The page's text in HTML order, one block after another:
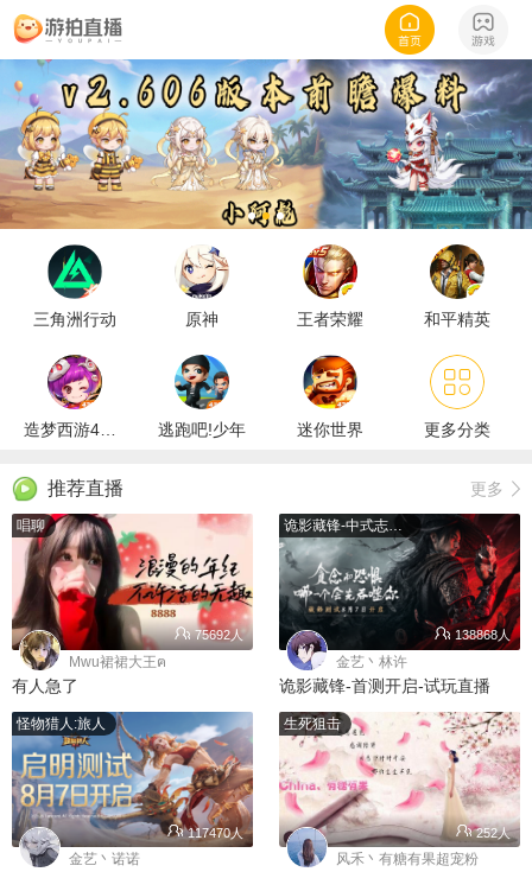
三角洲行动 原神 王者荣耀 和平精英
造梦西游4手机版 逃跑吧!少年 迷你世界 更多分类
推荐直播 更多
唱聊
75692人
Mwu裙裙大王ฅ
有人急了
138868人
金艺丶林许
诡影藏锋-首测开启-试玩直播
怪物猎人:旅人
117470人
金艺丶诺诺
生死狙击
252人
风禾丶有糖有果超宠粉